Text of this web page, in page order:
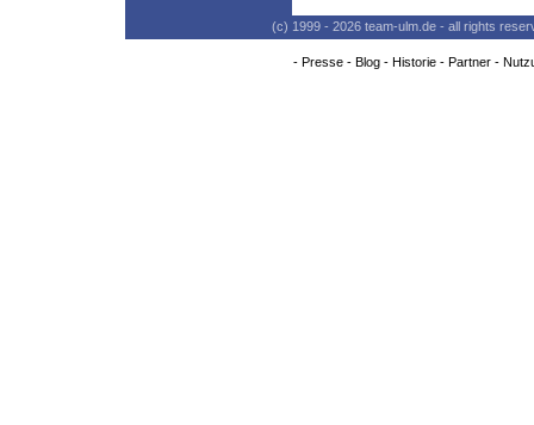
(c) 1999 - 2026 team-ulm.de - all rights
- Presse- Blog- Historie- Partner-